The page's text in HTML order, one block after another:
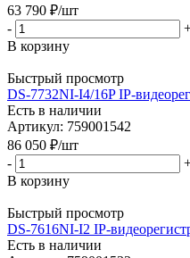
63 790 ₽/шт
-
В корзину
Быстрый просмотр
DS-7732NI-I4/16P IP-
Есть в наличии
Артикул: 759001542
86 050 ₽/шт
-
В корзину
Быстрый просмотр
DS-7616NI-I2 IP-
Есть в наличии